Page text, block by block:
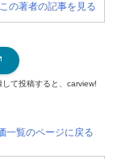
この著者の記事を見る
て投稿すると、carview!
一覧のページに戻る